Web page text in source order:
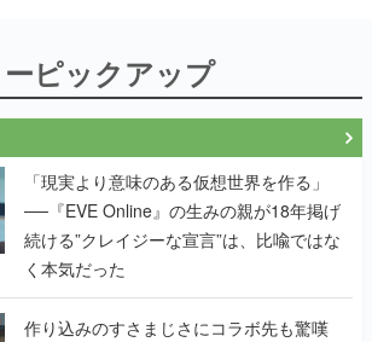
ピックアップ
「現実より意味のある仮想世界を作る」
──『EVE Online』の生みの親が18年掲げ
続ける”クレイジーな宣言”は、比喩ではな
く本気だった
作り込みのすさまじさにコラボ先も驚嘆